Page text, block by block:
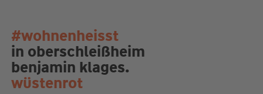
#wohnenheisst
in oberschleißheim
benjamin klages.
wüstenrot